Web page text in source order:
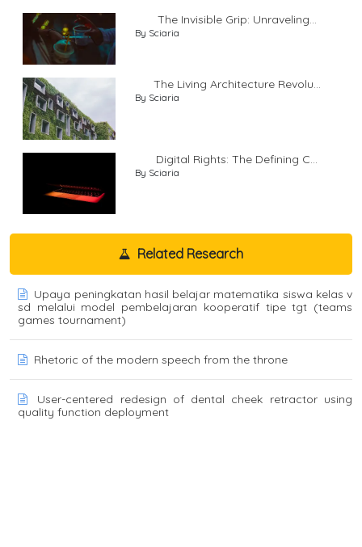
The Invisible Grip: Unraveling...
By Sciaria
The Living Architecture Revolu...
By Sciaria
Digital Rights: The Defining C...
By Sciaria
Related Research
Upaya peningkatan hasil belajar matematika siswa kelas v
sd melalui model pembelajaran kooperatif tipe tgt (teams
games tournament)
Rhetoric of the modern speech from the throne
User-centered redesign of dental cheek retractor using
quality function deployment